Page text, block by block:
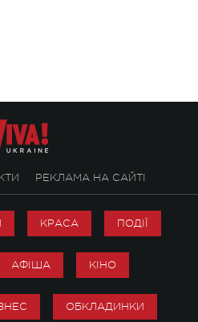
РЕКЛАМА НА САЙТІ
КРАСА ПОДІЇ
АФІША КІНО
ОБКЛАДИНКИ